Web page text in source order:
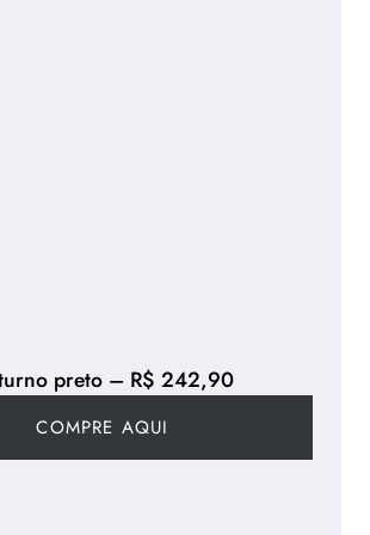
preto – R$ 242,90
COMPRE AQUI